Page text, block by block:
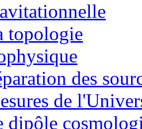
topologie
des
de
dipôle